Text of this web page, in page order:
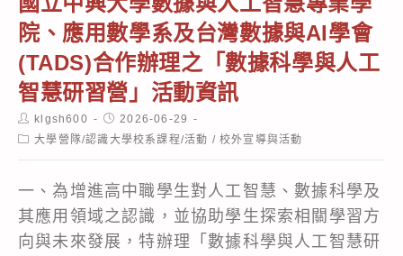
院、應用數學系及台灣數據與AI學會
(TADS)合作辦理之「數據科學與人工
智慧研習營」活動資訊
Post
author:
klgsh600
Post
published:
2026-06-29
Post大學營隊/認識大學校系課程/活動 / 校外宣導與活動
一、為增進高中職學生對人工智慧、數據科學及
其應用領域之認識，並協助學生探索相關學習方
向與未來發展，特辦理「數據科學與人工智慧研